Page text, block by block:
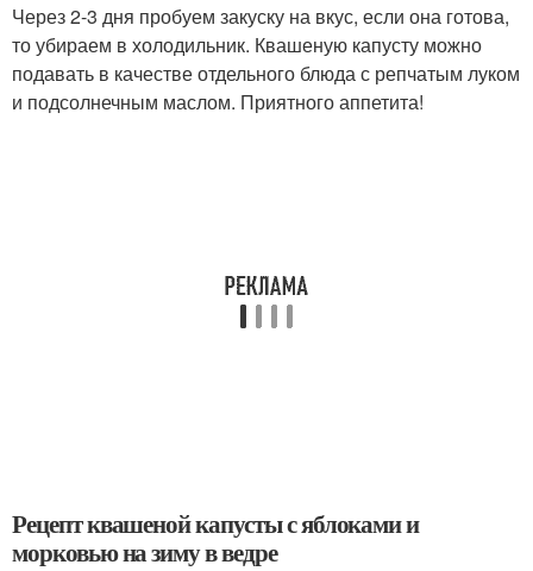
Через 2-3 дня пробуем закуску на вкус, если она готова,
то убираем в холодильник. Квашеную капусту можно
подавать в качестве отдельного блюда с репчатым луком
и подсолнечным маслом. Приятного аппетита!
Рецепт квашеной капусты с яблоками и
морковью на зиму в ведре